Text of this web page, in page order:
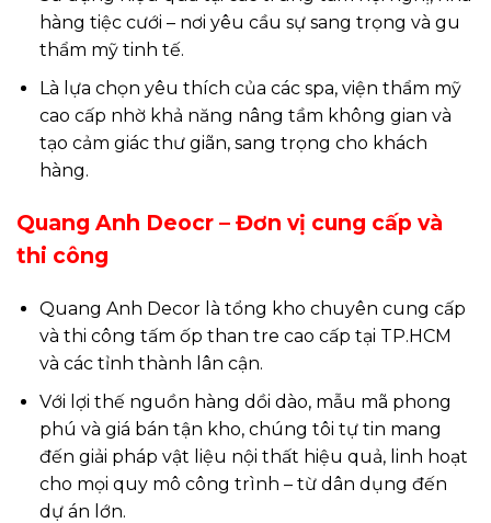
hàng tiệc cưới – nơi yêu cầu sự sang trọng và gu
thẩm mỹ tinh tế.
Là lựa chọn yêu thích của các spa, viện thẩm mỹ
cao cấp nhờ khả năng nâng tầm không gian và
tạo cảm giác thư giãn, sang trọng cho khách
hàng.
Quang Anh Deocr – Đơn vị cung cấp và
thi công
Quang Anh Decor là tổng kho chuyên cung cấp
và thi công tấm ốp than tre cao cấp tại TP.HCM
và các tỉnh thành lân cận.
Với lợi thế nguồn hàng dồi dào, mẫu mã phong
phú và giá bán tận kho, chúng tôi tự tin mang
đến giải pháp vật liệu nội thất hiệu quả, linh hoạt
cho mọi quy mô công trình – từ dân dụng đến
dự án lớn.